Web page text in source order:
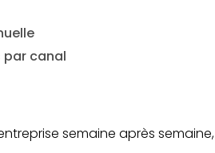
par canal
semaine après semaine,